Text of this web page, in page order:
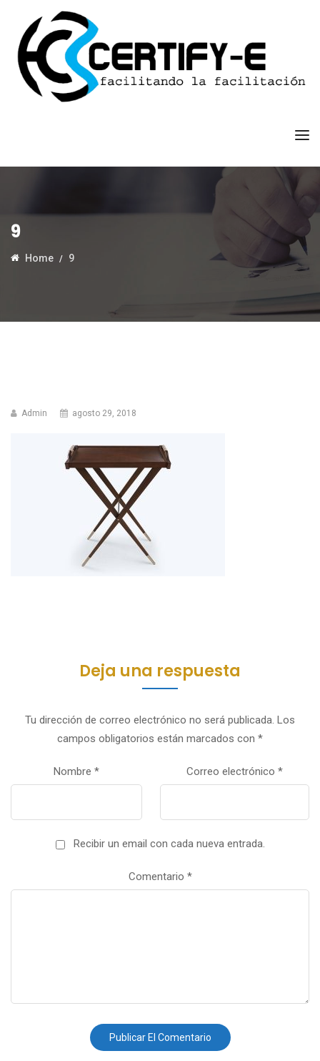
9
Home 9
Admin agosto 29, 2018
Deja una respuesta
Tu dirección de correo electrónico no será publicada. Los
campos obligatorios están marcados con *
Nombre * Correo electrónico *
Recibir un email con cada nueva entrada.
Comentario *